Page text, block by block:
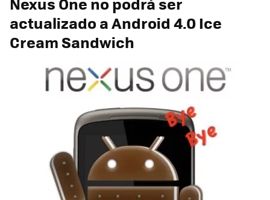
actualizado a Android 4.0 Ice
Cream Sandwich